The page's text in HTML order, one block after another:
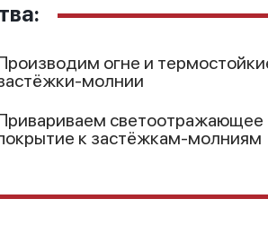
огне и
молнии
светоотражающее
к застёжкам-молниям